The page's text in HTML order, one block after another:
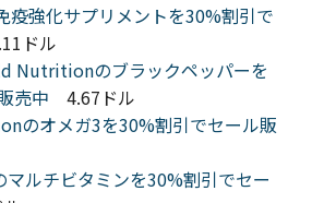
疫強化サプリメントを30%割引で
ドル
Nutritionのブラックペッパーを
売中 4.67ドル
のオメガ3を30%割引でセール販
ルチビタミンを30%割引でセー